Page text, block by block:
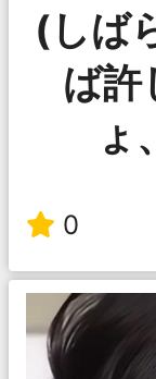
(しば
ば許
ょ
0